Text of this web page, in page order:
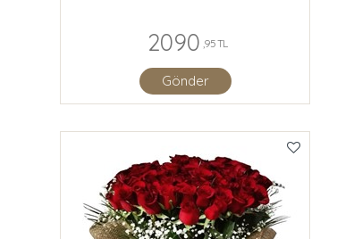
2090 ,95 TL
Gönder